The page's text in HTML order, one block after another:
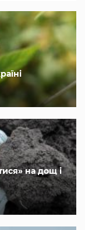
на дощ і